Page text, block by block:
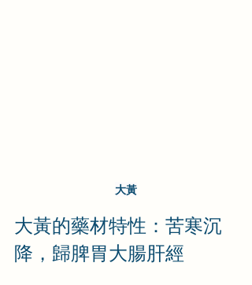
大黃
大黃的藥材特性：苦寒沉
降，歸脾胃大腸肝經